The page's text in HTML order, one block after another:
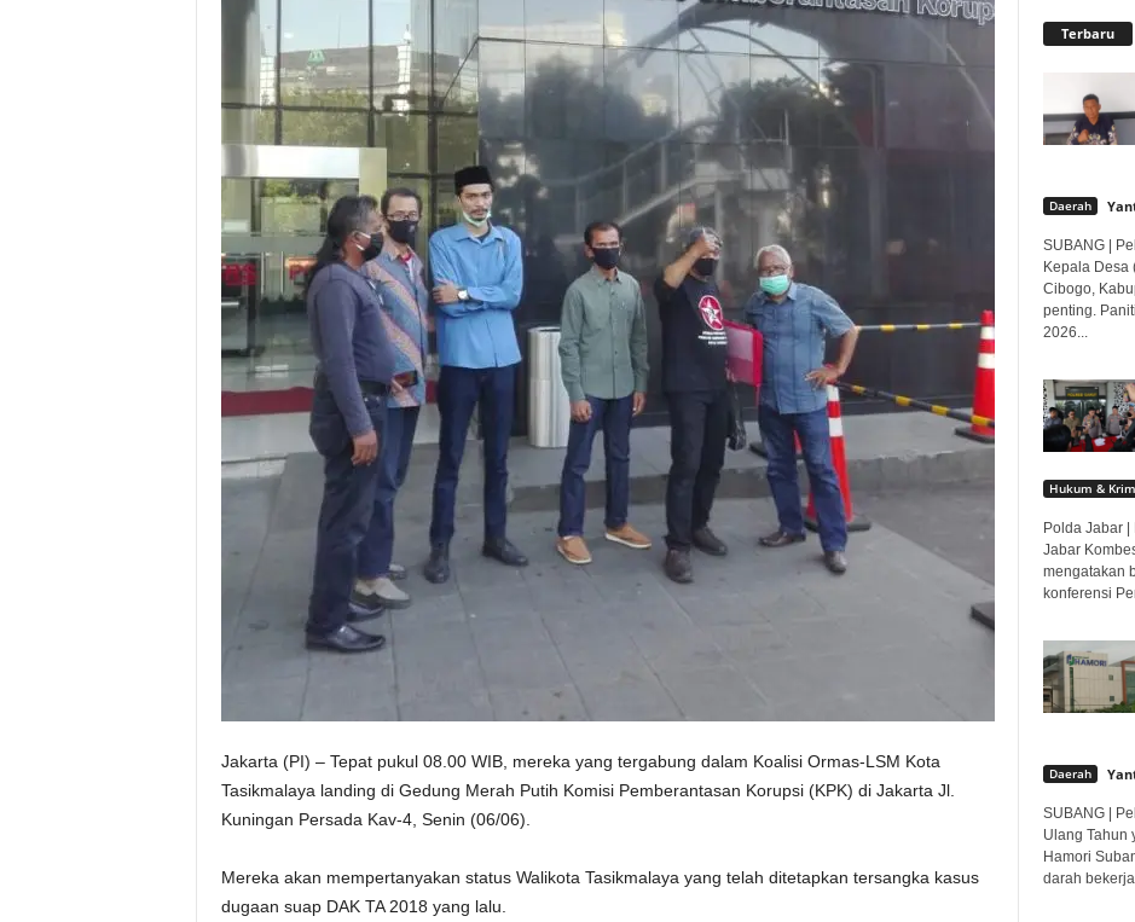
Jakarta (PI) – Tepat pukul 08.00 WIB, mereka yang tergabung dalam Koalisi Ormas-LSM Kota
Tasikmalaya landing di Gedung Merah Putih Komisi Pemberantasan Korupsi (KPK) di Jakarta Jl.
Kuningan Persada Kav-4, Senin (06/06).
Mereka akan mempertanyakan status Walikota Tasikmalaya yang telah ditetapkan tersangka kasus
dugaan suap DAK TA 2018 yang lalu.
Terbaru
Daerah
SUBANG |
Kepala Desa
Cibogo,
penting.
2026...
Hukum &
Polda Jabar
Jabar
mengatakan
konferensi
Daerah
SUBANG |
Ulang Tahun
Hamori
darah